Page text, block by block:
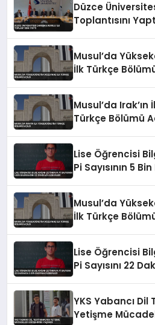
Düzce
Toplantısını
Musul’da
İlk Türkçe
Musul’da
Türkçe Bölümü
Lise Öğrencisi
Pi Sayısının 5
Musul’da
İlk Türkçe
Lise Öğrencisi
Pi Sayısını 22
YKS Yabancı Dil
Yetişme